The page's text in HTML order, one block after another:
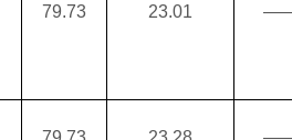
79.73 23.01